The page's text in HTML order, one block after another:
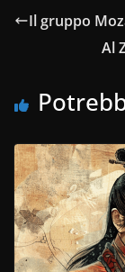
e
o
s
A
p
Il gruppo
Al